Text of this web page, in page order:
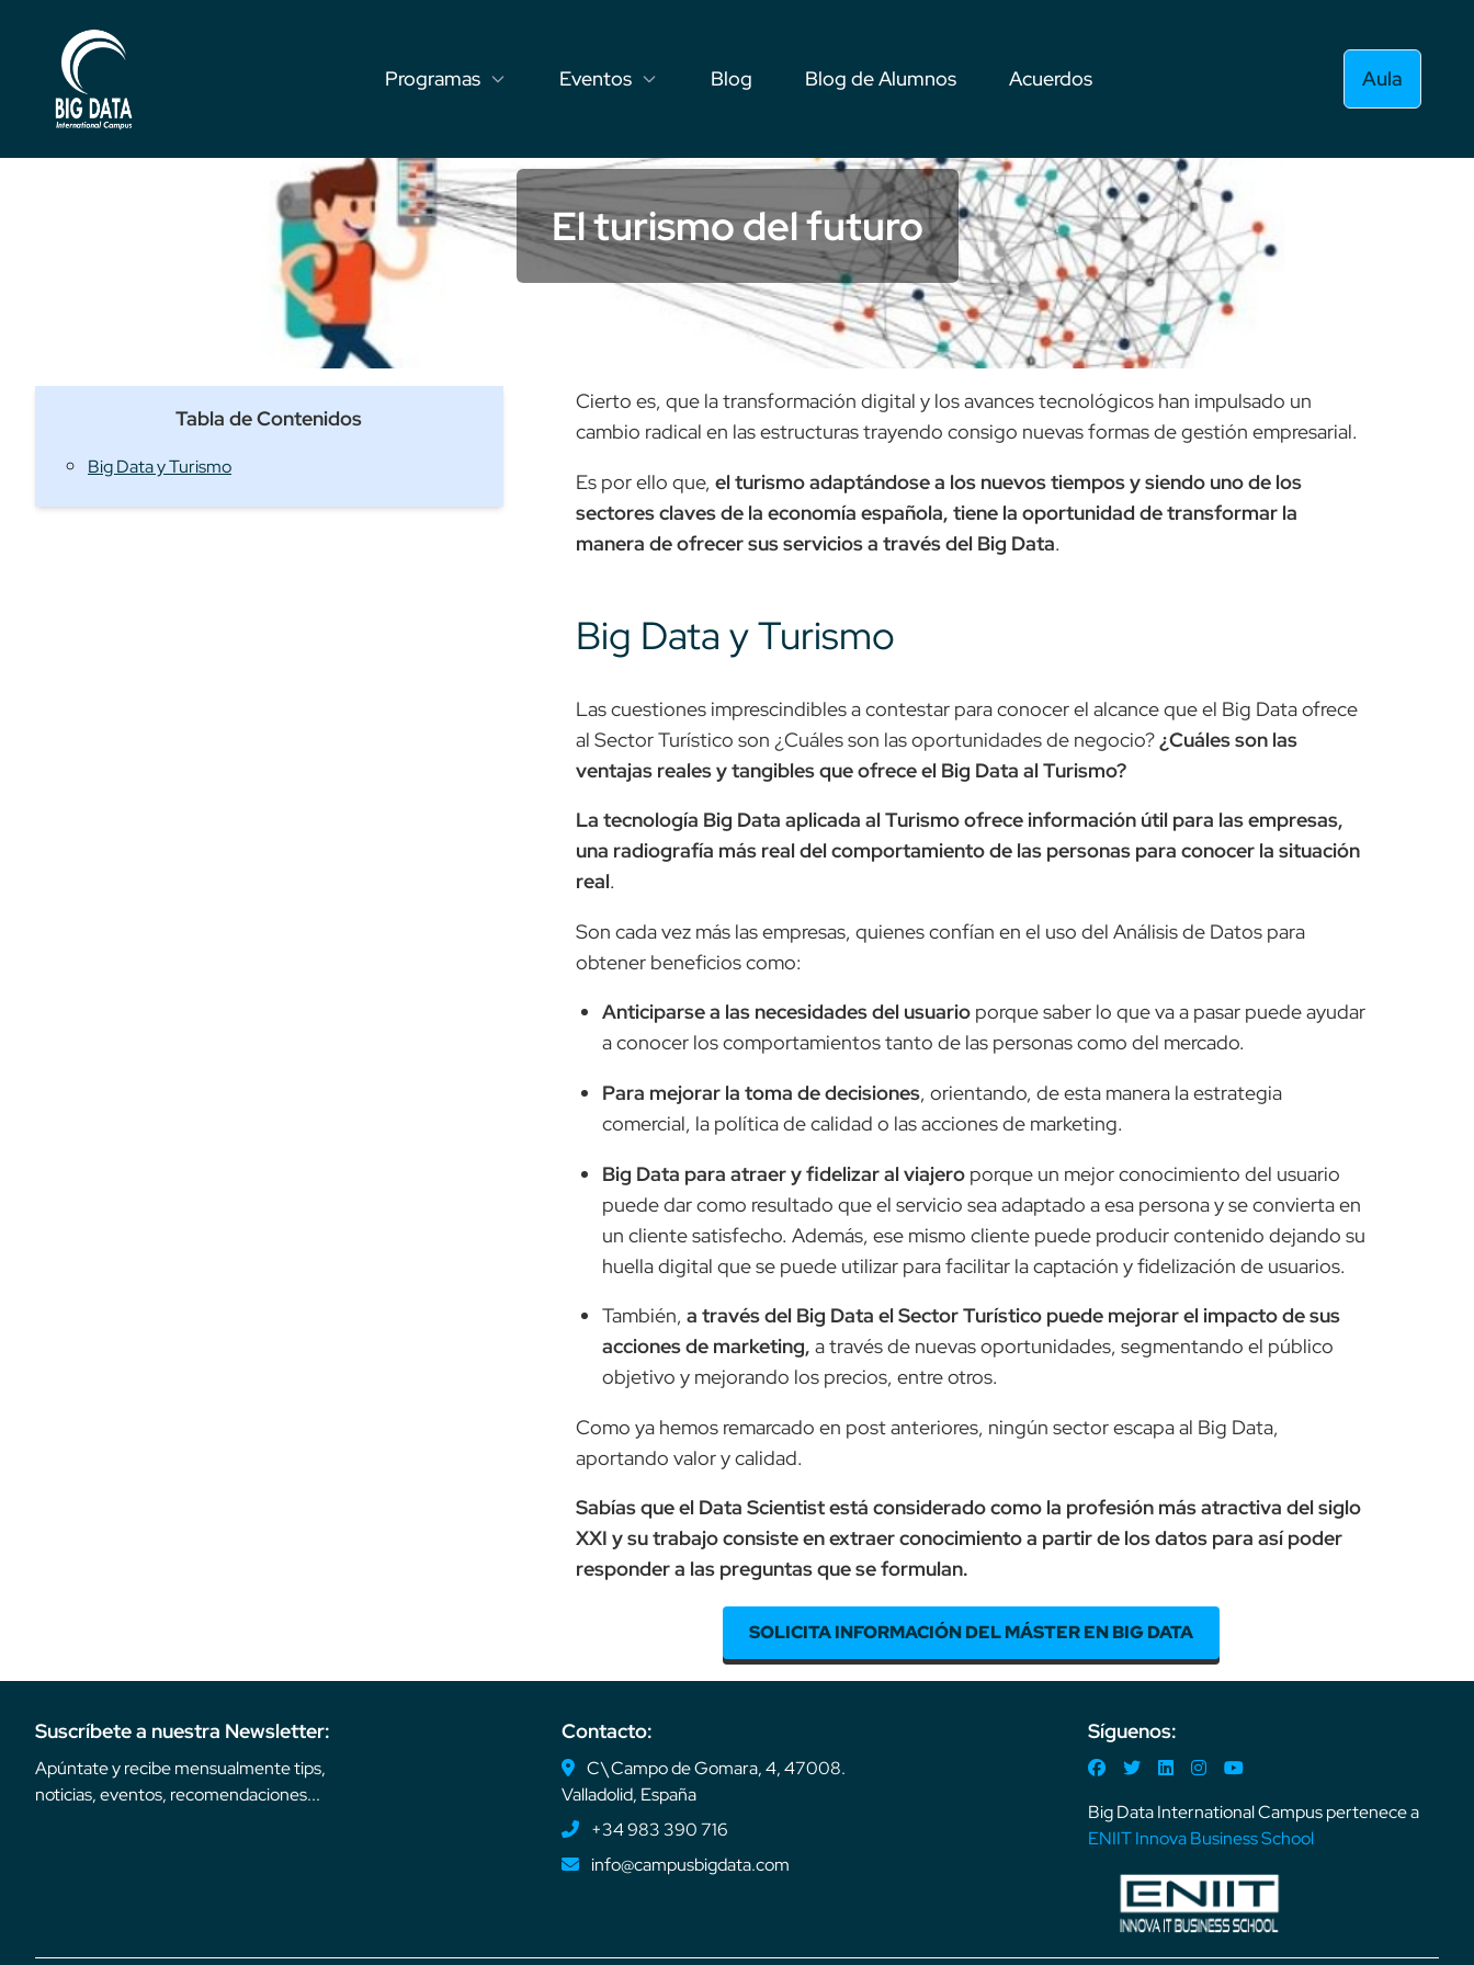
Programas Eventos Blog Blog de Alumnos Acuerdos Aula
El turismo del futuro
Tabla de Contenidos
Big Data y Turismo
Cierto es, que la transformación digital y los avances tecnológicos han impulsado un
cambio radical en las estructuras trayendo consigo nuevas formas de gestión empresarial.
Es por ello que, el turismo adaptándose a los nuevos tiempos y siendo uno de los
sectores claves de la economía española, tiene la oportunidad de transformar la
manera de ofrecer sus servicios a través del Big Data.
Big Data y Turismo
Las cuestiones imprescindibles a contestar para conocer el alcance que el Big Data ofrece
al Sector Turístico son ¿Cuáles son las oportunidades de negocio? ¿Cuáles son las
ventajas reales y tangibles que ofrece el Big Data al Turismo?
La tecnología Big Data aplicada al Turismo ofrece información útil para las empresas,
una radiografía más real del comportamiento de las personas para conocer la situación
real.
Son cada vez más las empresas, quienes confían en el uso del Análisis de Datos para
obtener beneficios como:
Anticiparse a las necesidades del usuario porque saber lo que va a pasar puede ayudar
a conocer los comportamientos tanto de las personas como del mercado.
Para mejorar la toma de decisiones, orientando, de esta manera la estrategia
comercial, la política de calidad o las acciones de marketing.
Big Data para atraer y fidelizar al viajero porque un mejor conocimiento del usuario
puede dar como resultado que el servicio sea adaptado a esa persona y se convierta en
un cliente satisfecho. Además, ese mismo cliente puede producir contenido dejando su
huella digital que se puede utilizar para facilitar la captación y fidelización de usuarios.
También,a través del Big Data el Sector Turístico puede mejorar el impacto de sus
acciones de marketing, a través de nuevas oportunidades, segmentando el público
objetivo y mejorando los precios, entre otros.
Como ya hemos remarcado en post anteriores, ningún sector escapa al Big Data,
aportando valor y calidad.
Sabías que el Data Scientist está considerado como la profesión más atractiva del siglo
XXI y su trabajo consiste en extraer conocimiento a partir de los datos para así poder
responder a las preguntas que se formulan.
SOLICITA INFORMACIÓN DEL MÁSTER EN BIG DATA
Suscríbete a nuestra Newsletter:
Apúntate y recibe mensualmente tips,
noticias, eventos, recomendaciones...
Contacto:
C\ Campo de Gomara, 4, 47008.
Valladolid, España
+34 983 390 716
info@campusbigdata.com
Síguenos:
Big Data International Campus pertenece a
ENIIT Innova Business School